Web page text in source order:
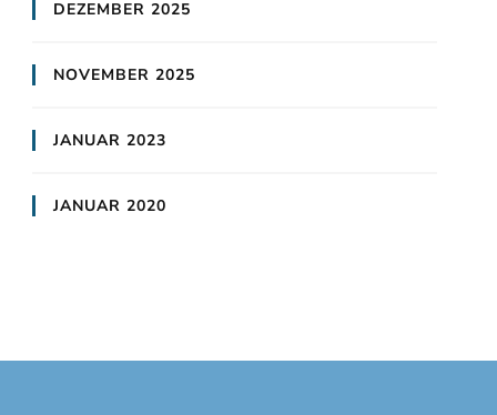
DEZEMBER 2025
NOVEMBER 2025
JANUAR 2023
JANUAR 2020